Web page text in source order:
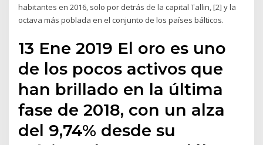
habitantes en 2016, solo por detrás de la capital Tallin, [2] y la
octava más poblada en el conjunto de los países bálticos.
13 Ene 2019 El oro es uno
de los pocos activos que
han brillado en la última
fase de 2018, con un alza
del 9,74% desde su